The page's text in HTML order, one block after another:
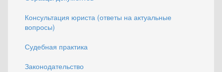
Консультация юриста (ответы на актуальные
вопросы)
Судебная практика
Законодательство